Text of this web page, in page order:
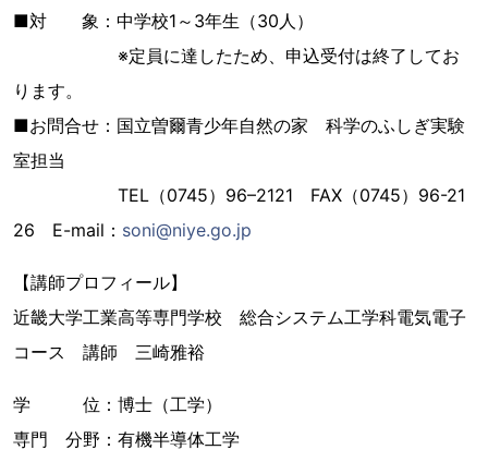
■対 象：中学校1～3年生（30人）
※定員に達したため、申込受付は終了してお
ります。
■お問合せ：国立曽爾青少年自然の家 科学のふしぎ実験
室担当
TEL（0745）96–2121 FAX（0745）96-21
26 E-mail： soni@niye.go.jp
【講師プロフィール】
近畿大学工業高等専門学校 総合システム工学科電気電子
コース 講師 三崎雅裕
学 位：博士（工学）
専門 分野：有機半導体工学